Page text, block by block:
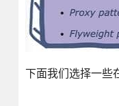
下面我们选择一些